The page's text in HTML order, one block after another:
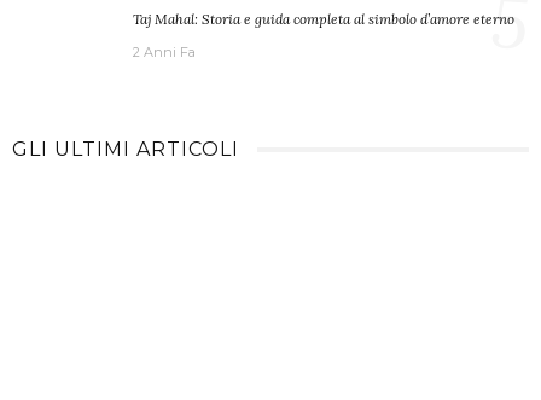
Taj Mahal: Storia e guida completa al simbolo d’amore eterno
2 Anni Fa 5
GLI ULTIMI ARTICOLI